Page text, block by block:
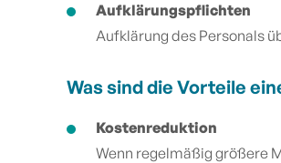
Aufklärungspflichten
Aufklärung des Personals
Was sind die Vorteile
Kostenreduktion
Wenn regelmäßig größere